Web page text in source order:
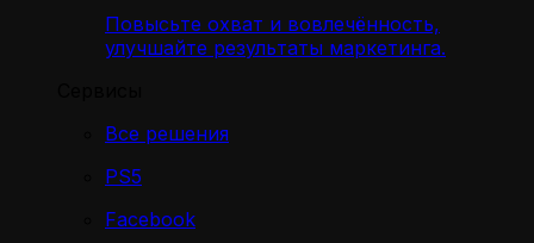
Повысьте охват и вовлечённость,
улучшайте результаты маркетинга.
Все решения
PS5
Facebook